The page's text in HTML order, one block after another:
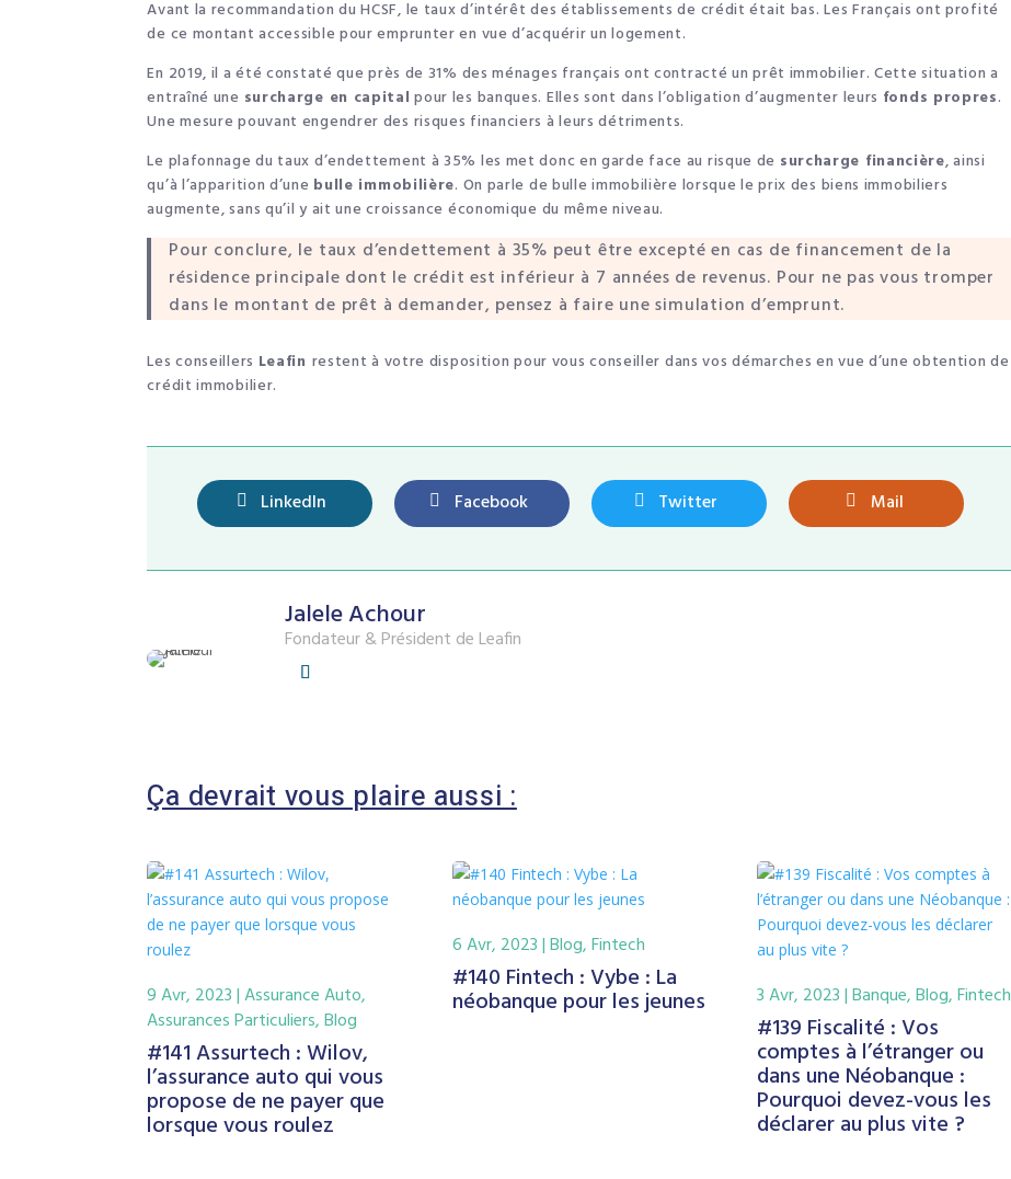
Avant la recommandation du HCSF, le taux d’intérêt des établissements de crédit était bas. Les Français ont profité
de ce montant accessible pour emprunter en vue d’acquérir un logement.
En 2019, il a été constaté que près de 31% des ménages français ont contracté un prêt immobilier. Cette situation a
entraîné une surcharge en capital pour les banques. Elles sont dans l’obligation d’augmenter leurs fonds propres.
Une mesure pouvant engendrer des risques financiers à leurs détriments.
Le plafonnage du taux d’endettement à 35% les met donc en garde face au risque de surcharge financière, ainsi
qu’à l’apparition d’une bulle immobilière. On parle de bulle immobilière lorsque le prix des biens immobiliers
augmente, sans qu’il y ait une croissance économique du même niveau.
Pour conclure, le taux d’endettement à 35% peut être excepté en cas de financement de la
résidence principale dont le crédit est inférieur à 7 années de revenus. Pour ne pas vous tromper
dans le montant de prêt à demander, pensez à faire une simulation d’emprunt.
Les conseillers Leafin restent à votre disposition pour vous conseiller dans vos démarches en vue d’une obtention de
crédit immobilier.
LinkedIn Facebook Twitter Mail
Jalele Achour
Fondateur & Président de Leafin
Ça devrait vous plaire aussi :
#141 Assurtech : Wilov,
l’assurance auto qui vous
propose de ne payer que
lorsque vous roulez
9 Avr, 2023|Assurance Auto,
Assurances Particuliers,Blog
#140 Fintech : Vybe : La
néobanque pour les jeunes
6 Avr, 2023|Blog,Fintech
#139 Fiscalité : Vos
comptes à l’étranger ou
dans une Néobanque :
Pourquoi devez-vous les
déclarer au plus vite ?
3 Avr, 2023|Banque,Blog,Fintech